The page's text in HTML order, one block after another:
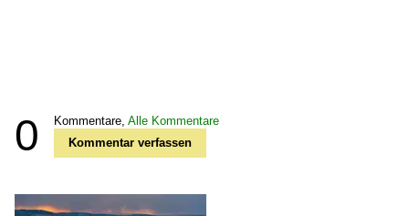
0 Kommentare, Alle Kommentare
Kommentar verfassen